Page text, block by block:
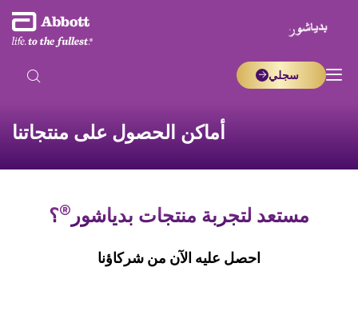
سجلي
أماكن الحصول على منتجاتنا
مستعد لتجربة منتجات بدياشور ®؟
احصل عليه الآن من شركاؤنا